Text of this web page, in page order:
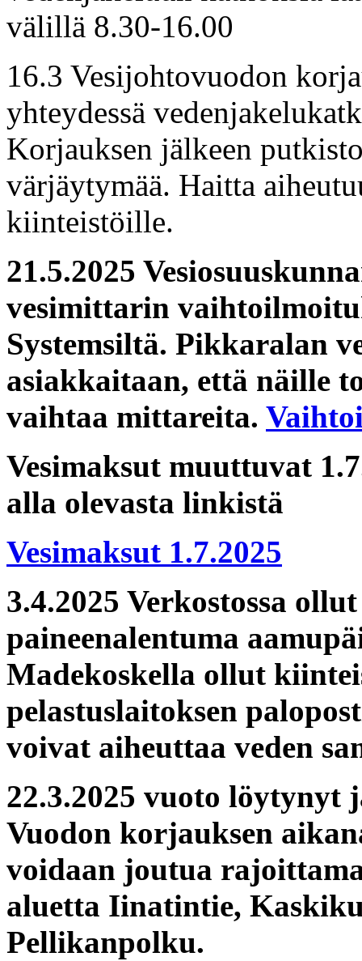
välillä 8.30-16.00
16.3 Vesijohtovuodon
yhteydessä
Korjauksen jälkeen
värjäytymää. Haitta
kiinteistöille.
21.5.2025
vesimittarin
Systemsiltä. Pikkaralan
asiakkaitaan, että näille
vaihtaa mittareita.
Vesimaksut muuttuvat
alla olevasta linkistä
Vesimaksut 1.7.2025
3.4.2025 Verkostossa
paineenalentuma
Madekoskella ollut
pelastuslaitoksen
voivat aiheuttaa veden
22.3.2025 vuoto
Vuodon korjauksen
voidaan joutua
aluetta Iinatintie,
Pellikanpolku.